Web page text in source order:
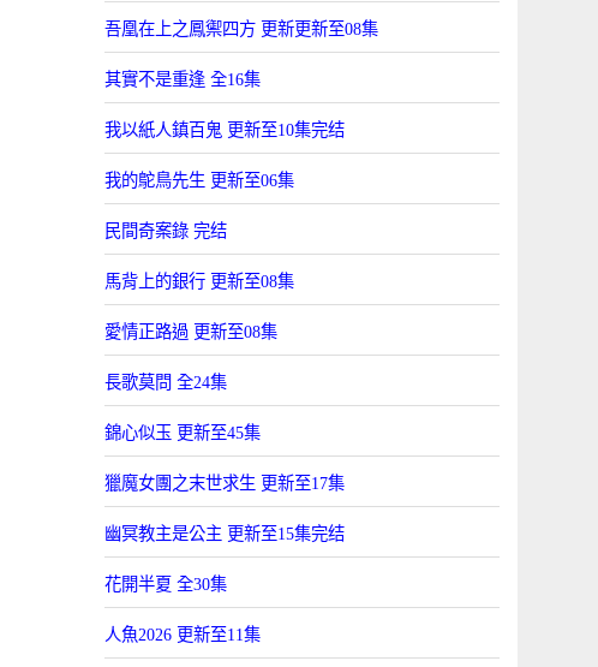
吾凰在上之鳳禦四方 更新更新至08集
其實不是重逢 全16集
我以紙人鎮百鬼 更新至10集完结
我的鴕鳥先生 更新至06集
民間奇案錄 完结
馬背上的銀行 更新至08集
愛情正路過 更新至08集
長歌莫問 全24集
錦心似玉 更新至45集
獵魔女團之末世求生 更新至17集
幽冥教主是公主 更新至15集完结
花開半夏 全30集
人魚2026 更新至11集